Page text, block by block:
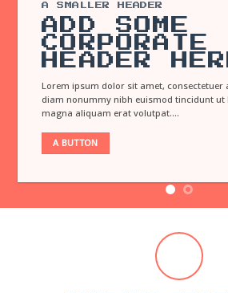
A SMALLER HEADER
ADD SOME
CORPORATE
HEADER
Lorem ipsum dolor sit amet, consectetuer
diam nonummy nibh euismod tincidunt ut
magna aliquam erat volutpat….
A BUTTON